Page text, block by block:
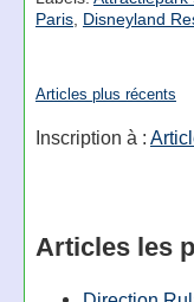
Paris, Disneyland
Articles plus récents
Inscription à :
Articles les